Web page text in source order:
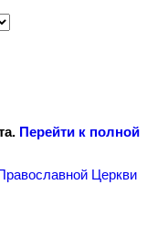
Перейти к полной
Церкви